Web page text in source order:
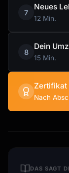
7
Neues
12 Min.
8
Dein
15 Min.
Zertifikat
Nach
DAS SAGT